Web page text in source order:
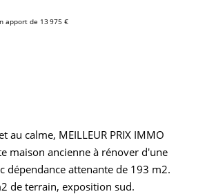
apport de 13 975 €
au calme, MEILLEUR PRIX IMMO
maison ancienne à rénover d'une
dépendance attenante de 193 m2.
de terrain, exposition sud.